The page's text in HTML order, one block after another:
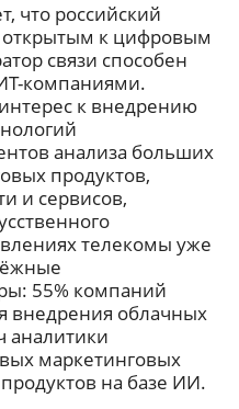
что российский
открытым к цифровым
связи способен
компаниями.
к внедрению
анализа больших
продуктов,
и сервисов,
телекомы уже
55% компаний
внедрения облачных
аналитики
маркетинговых
на базе ИИ.